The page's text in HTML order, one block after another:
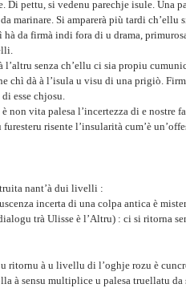
Di pettu, si vedenu parechje isule. Una
marinare. Si amparerà più tardi ch’ellu
hà da firmà indi fora di u drama,
l’altru senza ch’ellu ci sia propiu
chì dà à l’isula u visu di una prigiò.
esse chjosu.
non vita palesa l’incertezza di e nostre
risente l’insularità cum’è
nant’à dui livelli :
incerta di una colpa antica è
trà Ulisse è l’Altru) : ci si ritorna
ritornu à u livellu di l’oghje rozu è
à sensu multiplice u palesa truellatu